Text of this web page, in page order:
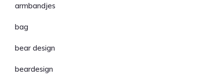
armbandjes
bag
bear design
beardesign